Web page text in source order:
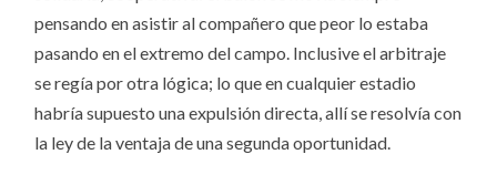
pensando en asistir al compañero que peor lo estaba
pasando en el extremo del campo. Inclusive el arbitraje
se regía por otra lógica; lo que en cualquier estadio
habría supuesto una expulsión directa, allí se resolvía con
la ley de la ventaja de una segunda oportunidad.